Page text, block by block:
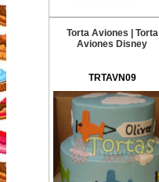
Torta Aviones | Torta
Aviones Disney
TRTAVN09